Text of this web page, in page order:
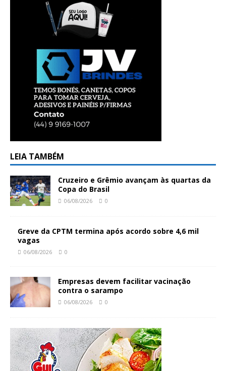
LEIA TAMBÉM
Cruzeiro e Grêmio avançam às quartas da
Copa do Brasil
06/08/2026 0
Greve da CPTM termina após acordo sobre 4,6 mil
vagas
06/08/2026 0
Empresas devem facilitar vacinação
contra o sarampo
06/08/2026 0